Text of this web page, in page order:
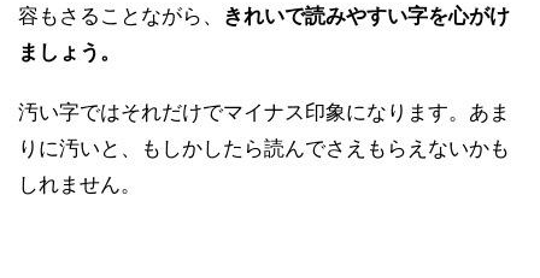
容もさることながら、 きれいで読みやすい字を心がけ
ましょう。
汚い字ではそれだけでマイナス印象になります。あま
りに汚いと、もしかしたら読んでさえもらえないかも
しれません。